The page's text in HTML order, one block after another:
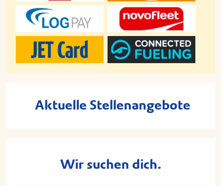
Aktuelle Stellenangebote
Wir suchen dich.